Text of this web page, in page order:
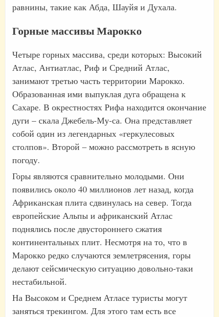
равнины, такие как Абда, Шауйя и Духала.
Горные массивы Марокко
Четыре горных массива, среди которых: Высокий
Атлас, Антиатлас, Риф и Средний Атлас,
занимают третью часть территории Марокко.
Образованная ими выпуклая дуга обращена к
Сахаре. В окрестностях Рифа находится окончание
дуги – скала Джебель-Му-са. Она представляет
собой один из легендарных «геркулесовых
столпов». Второй – можно рассмотреть в ясную
погоду.
Горы являются сравнительно молодыми. Они
появились около 40 миллионов лет назад, когда
Африканская плита сдвинулась на север. Тогда
европейские Альпы и африканский Атлас
поднялись после двустороннего сжатия
континентальных плит. Несмотря на то, что в
Марокко редко случаются землетрясения, горы
делают сейсмическую ситуацию довольно-таки
нестабильной.
На Высоком и Среднем Атласе туристы могут
заняться трекингом. Для этого там есть все